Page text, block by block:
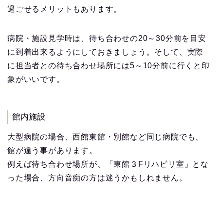
過ごせるメリットもあります。
病院・施設見学時は、待ち合わせの20～30分前を目安
に到着出来るようにしておきましょう。そして、実際
に担当者との待ち合わせ場所には5～10分前に行くと印
象がいいです。
館内施設
大型病院の場合、西館東館・別館など同じ病院でも、
館が違う事があります。
例えば待ち合わせ場所が、「東館３Fリハビリ室」とな
った場合、方向音痴の方は迷うかもしれません。